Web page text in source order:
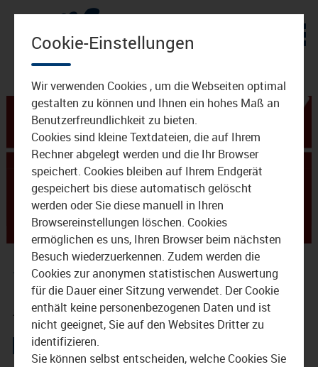
wkb2017.jpg
29. April 2017
Cookie-Einstellungen
Wir verwenden Cookies , um die Webseiten optimal
gestalten zu können und Ihnen ein hohes Maß an
Benutzerfreundlichkeit zu bieten.
Cookies sind kleine Textdateien, die auf Ihrem
Rechner abgelegt werden und die Ihr Browser
speichert. Cookies bleiben auf Ihrem Endgerät
gespeichert bis diese automatisch gelöscht
werden oder Sie diese manuell in Ihren
Browsereinstellungen löschen. Cookies
ermöglichen es uns, Ihren Browser beim nächsten
Besuch wiederzuerkennen. Zudem werden die
Cookies zur anonymen statistischen Auswertung
für die Dauer einer Sitzung verwendet. Der Cookie
enthält keine personenbezogenen Daten und ist
nicht geeignet, Sie auf den Websites Dritter zu
identifizieren.
Sie können selbst entscheiden, welche Cookies Sie